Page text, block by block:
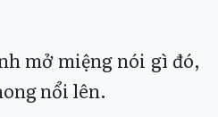
mở miệng nói gì đó,
nổi lên.